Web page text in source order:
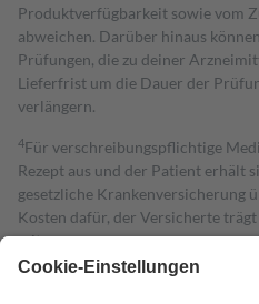
Produktverfügbarkeit sowie vom
abweichen. Darüber hinaus
Prüfungen, die zu deiner
Lieferfrist um die Dauer der
verlängern.
4Für verschreibungspflichtige
Rezept aus und der Patient erhält
gesetzliche Krankenversicherung
Kosten dafür, der Versicherte
mit.
Grundsätzlich leisten Mitglieder